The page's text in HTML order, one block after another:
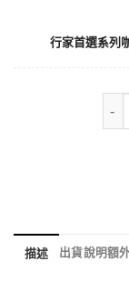
行家首選系列
描述 出貨說明額